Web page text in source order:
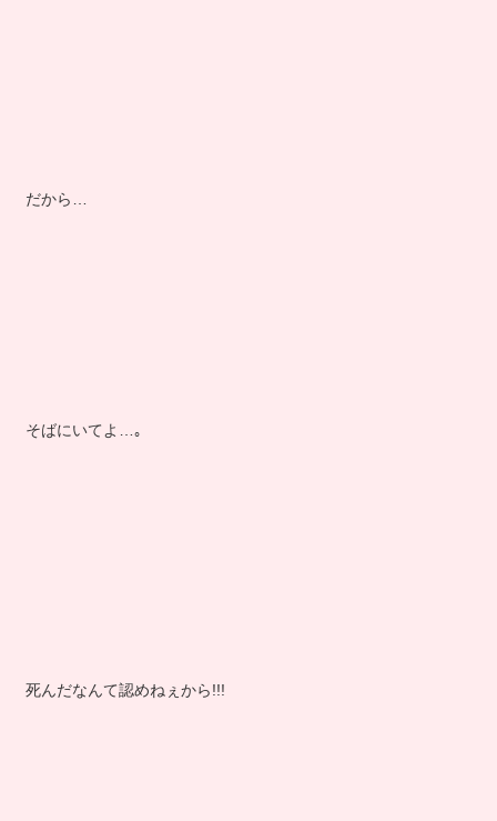
だから…
そばにいてよ…｡
死んだなんて認めねぇから!!!